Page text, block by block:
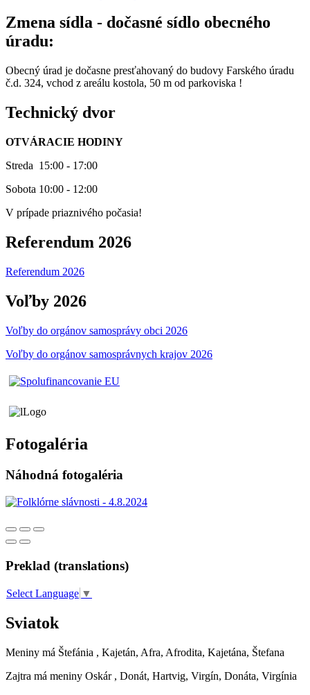
Zmena sídla - dočasné sídlo obecného
úradu:
Obecný úrad je dočasne presťahovaný do budovy Farského úradu
č.d. 324, vchod z areálu kostola, 50 m od parkoviska !
Technický dvor
OTVÁRACIE HODINY
Streda 15:00 - 17:00
Sobota 10:00 - 12:00
V prípade priaznivého počasia!
Referendum 2026
Referendum 2026
Voľby 2026
Voľby do orgánov samosprávy obci 2026
Voľby do orgánov samosprávnych krajov 2026
Fotogaléria
Náhodná fotogaléria
Preklad (translations)
Select Language ▼
Sviatok
Meniny má Štefánia , Kajetán, Afra, Afrodita, Kajetána, Štefana
Zajtra má meniny Oskár , Donát, Hartvig, Virgín, Donáta, Virgínia